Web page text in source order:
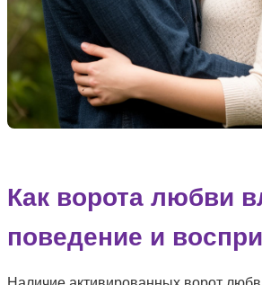
Как ворота любви
поведение и